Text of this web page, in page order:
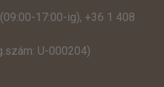
(09:00-17:00-ig), +36 1 408
U-000204)